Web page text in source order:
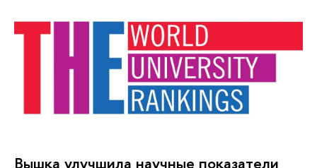
Вышка улучшила научные показатели